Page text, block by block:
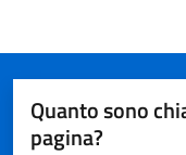
Quanto sono
pagina?